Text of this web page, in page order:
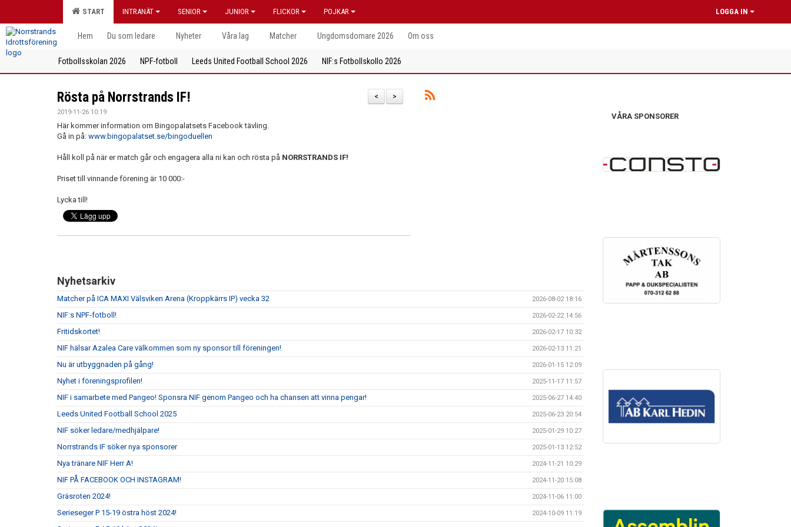
START INTRANÄT SENIOR JUNIOR FLICKOR POJKAR LOGGA IN
Hem Du som ledare Nyheter Våra lag Matcher Ungdomsdomare 2026 Om oss
Fotbollsskolan 2026 NPF-fotboll Leeds United Football School 2026 NIF:s Fotbollskollo 2026
>
<
Rösta på Norrstrands IF!
2019-11-26 10:19
Här kommer information om Bingopalatsets Facebook tävling.
Gå in på: www.bingopalatset.se/bingoduellen
Håll koll på när er match går och engagera alla ni kan och rösta på NORRSTRANDS IF!
Priset till vinnande förening är 10 000:-
Lycka till!
Nyhetsarkiv
Matcher på ICA MAXI Välsviken Arena (Kroppkärrs IP) vecka 32 2026-08-02 18:16
NIF:s NPF-fotboll! 2026-02-22 14:56
Fritidskortet! 2026-02-17 10:32
NIF hälsar Azalea Care välkommen som ny sponsor till föreningen! 2026-02-13 11:21
Nu är utbyggnaden på gång! 2026-01-15 12:09
Nyhet i föreningsprofilen! 2025-11-17 11:57
NIF i samarbete med Pangeo! Sponsra NIF genom Pangeo och ha chansen att vinna pengar! 2025-06-27 14:40
Leeds United Football School 2025 2025-06-23 20:54
NIF söker ledare/medhjälpare! 2025-01-29 10:27
Norrstrands IF söker nya sponsorer 2025-01-13 12:52
Nya tränare NIF Herr A! 2024-11-21 10:29
NIF PÅ FACEBOOK OCH INSTAGRAM! 2024-11-20 15:08
Gräsroten 2024! 2024-11-06 11:00
Serieseger P 15-19 östra höst 2024! 2024-10-09 11:19
VÅRA SPONSORER